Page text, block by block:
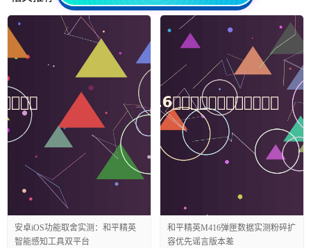
安卓iOS功能取舍实测：和平精英
智能感知工具双平台
和平精英M416弹匣数据实测粉碎扩
容优先谣言版本差